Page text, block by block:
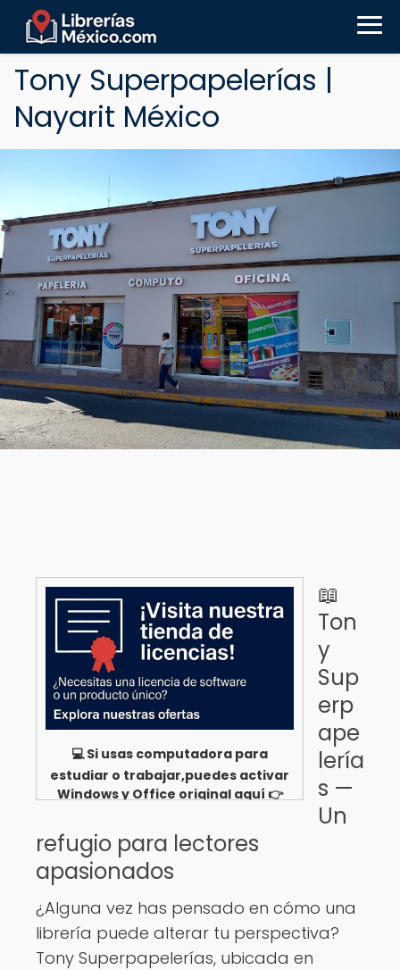
Tony Superpapelerías |
Nayarit México
💻 Si usas computadora para
estudiar o trabajar,puedes activar
Windows y Office original aquí 👉
📖
Ton
y
Sup
erp
ape
lería
s —
Un
refugio para lectores
apasionados
¿Alguna vez has pensado en cómo una
librería puede alterar tu perspectiva?
Tony Superpapelerías, ubicada en